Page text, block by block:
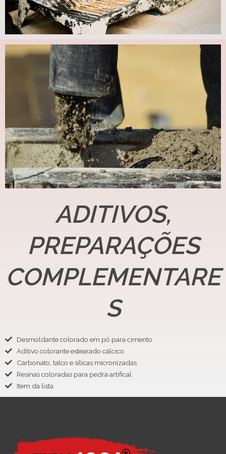
ADITIVOS,
PREPARAÇÕES
COMPLEMENTARE
S
Desmoldante colorado em pó para cimento
Aditivo colorante estearado cálcico
Carbonato, talco e sílicas micronizadas
Resinas coloradas para pedra artifical
Item da lista